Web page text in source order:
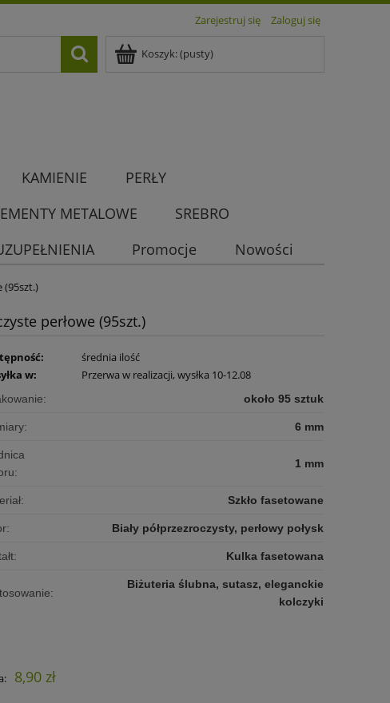
Zarejestruj się Zaloguj się
Koszyk:(pusty)
KAMIENIE
PERŁY
METALOWE
SREBRO
Promocje Nowości
(95szt.)
perłowe (95szt.)
średnia ilość
w:
Przerwa w realizacji, wysłka 10-12.08
około 95 sztuk
6 mm
1 mm
Szkło fasetowane
Biały półprzezroczysty, perłowy połysk
Kulka fasetowana
Biżuteria ślubna, sutasz, eleganckie
kolczyki
8,90 zł